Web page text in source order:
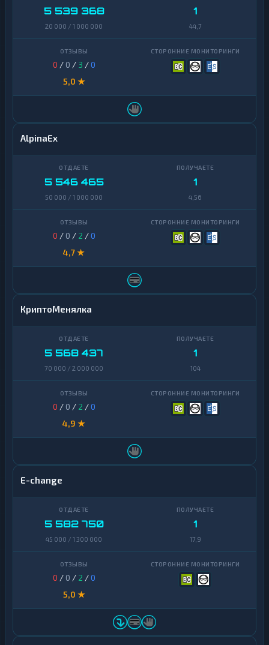
5 539 368
20 000 / 1 000 000
1
44,7
0 / 0 / 3 /0
5,0 ★
AlpinaEx
5 546 465
50 000 / 1 000 000
1
4,56
0 / 0 / 2 /0
4,7 ★
КриптоМенялка
5 568 437
70 000 / 2 000 000
1
104
0 / 0 / 2 /0
4,9 ★
E-change
5 582 750
45 000 / 1 300 000
1
17,9
0 / 0 / 2 /0
5,0 ★